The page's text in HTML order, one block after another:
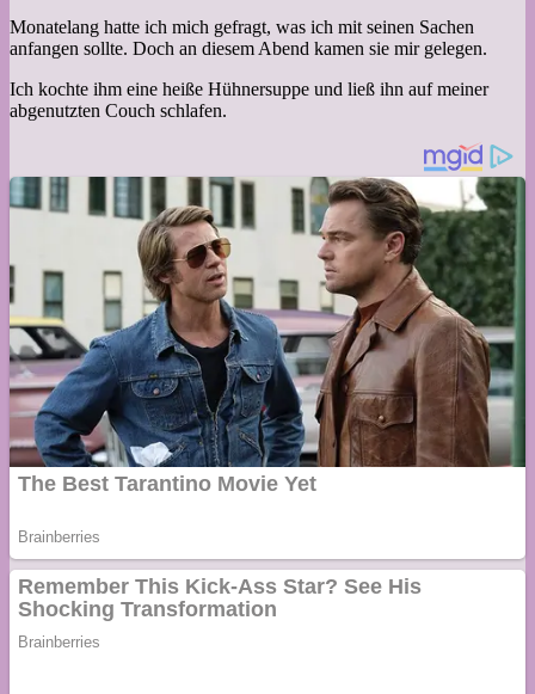
Monatelang hatte ich mich gefragt, was ich mit seinen Sachen
anfangen sollte. Doch an diesem Abend kamen sie mir gelegen.
Ich kochte ihm eine heiße Hühnersuppe und ließ ihn auf meiner
abgenutzten Couch schlafen.